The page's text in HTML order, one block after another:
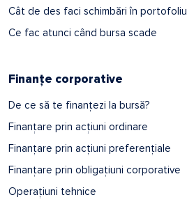
Cât de des faci schimbări în portofoliu
Ce fac atunci când bursa scade
Finanțe corporative
De ce să te finanțezi la bursă?
Finanțare prin acțiuni ordinare
Finanțare prin acțiuni preferențiale
Finanțare prin obligațiuni corporative
Operațiuni tehnice